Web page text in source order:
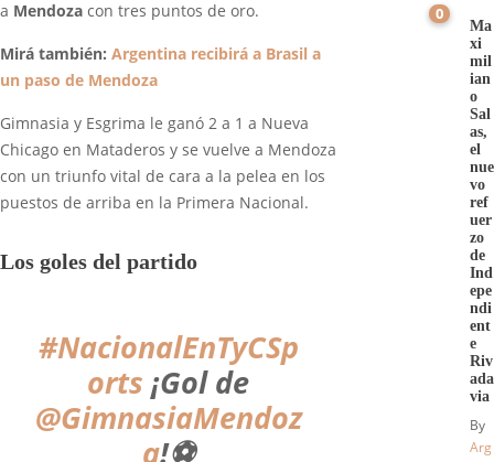
a Mendoza con tres puntos de oro.
Mirá también: Argentina recibirá a Brasil a
un paso de Mendoza
Gimnasia y Esgrima le ganó 2 a 1 a Nueva
Chicago en Mataderos y se vuelve a Mendoza
con un triunfo vital de cara a la pelea en los
puestos de arriba en la Primera Nacional.
Los goles del partido
#NacionalEnTyCSp
orts ¡Gol de
@GimnasiaMendoz
a!⚽️
0
Ma
xi
mil
ian
o
Sal
as,
el
nue
vo
ref
uer
zo
de
Ind
epe
ndi
ent
e
Riv
ada
via
By
Arg